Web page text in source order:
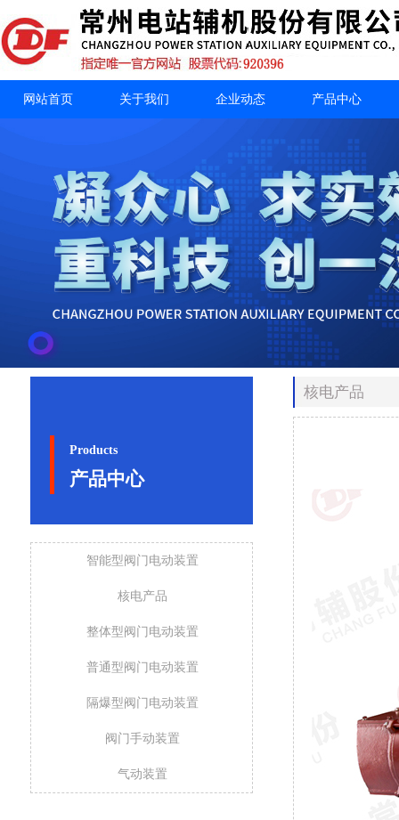
网站首页 关于我们 企业动态 产品中心
Products
产品中心
智能型阀门电动装置
核电产品
整体型阀门电动装置
普通型阀门电动装置
隔爆型阀门电动装置
阀门手动装置
气动装置
核电产品